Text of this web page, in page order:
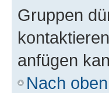
Gruppen
anfügen
Nach oben